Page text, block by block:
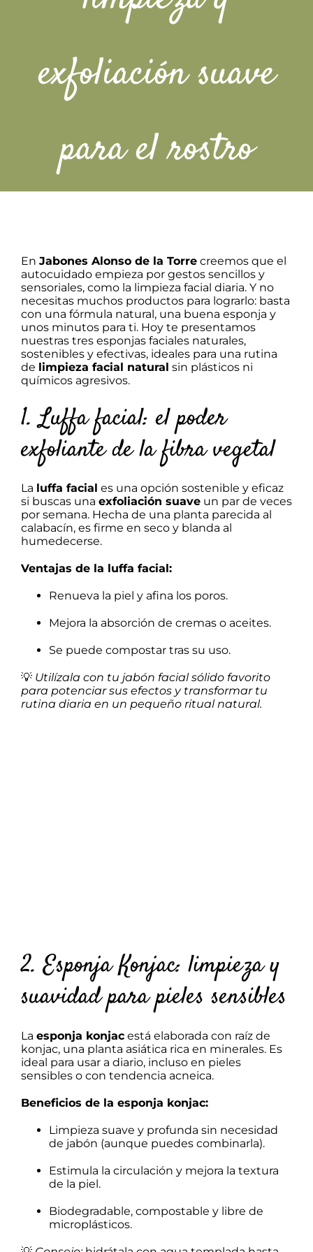
Hogar
exfoliación suave
para el rostro
En Jabones Alonso de la Torre creemos que el
autocuidado empieza por gestos sencillos y
sensoriales, como la limpieza facial diaria. Y no
necesitas muchos productos para lograrlo: basta
con una fórmula natural, una buena esponja y
unos minutos para ti. Hoy te presentamos
nuestras tres esponjas faciales naturales,
sostenibles y efectivas, ideales para una rutina
de limpieza facial natural sin plásticos ni
químicos agresivos.
1. Luffa facial: el poder
exfoliante de la fibra vegetal
La luffa facial es una opción sostenible y eficaz
si buscas una exfoliación suave un par de veces
por semana. Hecha de una planta parecida al
calabacín, es firme en seco y blanda al
humedecerse.
Ventajas de la luffa facial:
Renueva la piel y afina los poros.
Mejora la absorción de cremas o aceites.
Se puede compostar tras su uso.
💡 Utilízala con tu jabón facial sólido favorito
para potenciar sus efectos y transformar tu
rutina diaria en un pequeño ritual natural.
2. Esponja Konjac: limpieza y
suavidad para pieles sensibles
La esponja konjac está elaborada con raíz de
konjac, una planta asiática rica en minerales. Es
ideal para usar a diario, incluso en pieles
sensibles o con tendencia acneica.
Beneficios de la esponja konjac:
Limpieza suave y profunda sin necesidad
de jabón (aunque puedes combinarla).
Estimula la circulación y mejora la textura
de la piel.
Biodegradable, compostable y libre de
microplásticos.